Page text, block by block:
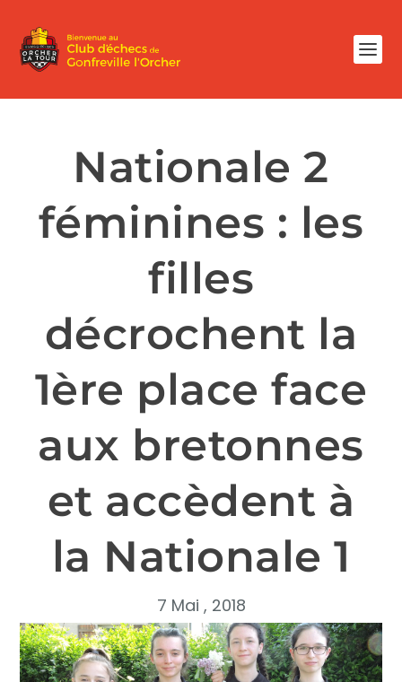
Nationale 2
féminines : les
filles
décrochent la
1ère place face
aux bretonnes
et accèdent à
la Nationale 1
7 Mai , 2018